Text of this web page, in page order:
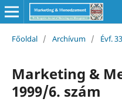
Főoldal / Archívum / Évf.
Marketing &
1999/6. szám